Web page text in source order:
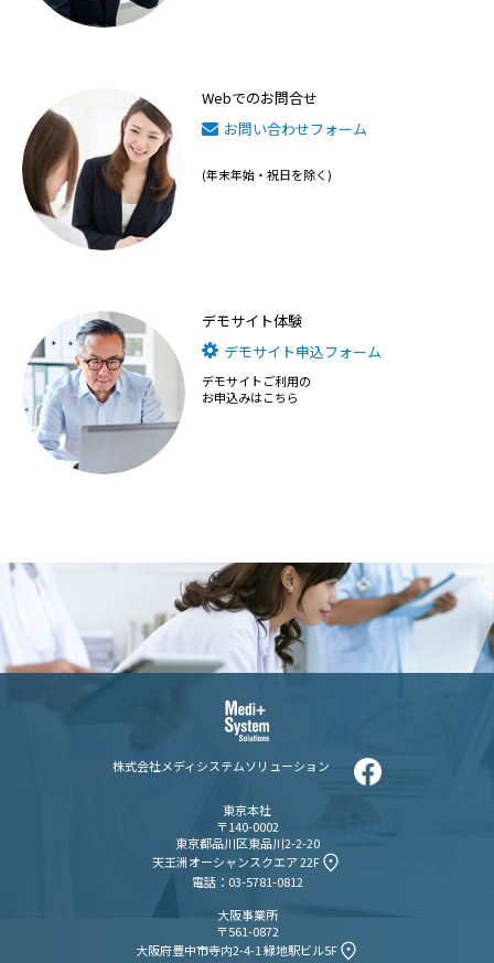
Webでのお問合せ
お問い合わせフォーム
(年末年始・祝日を除く)
デモサイト体験
デモサイト申込フォーム
デモサイトご利用の
お申込みはこちら
株式会社メディシステムソリューション
東京本社
〒140-0002
東京都品川区東品川2-2-20
天王洲オーシャンスクエア 22F
電話：03-5781-0812
大阪事業所
〒561-0872
大阪府豊中市寺内2-4-1 緑地駅ビル5F